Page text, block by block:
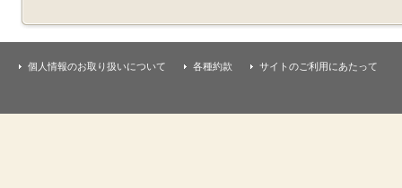
個人情報のお取り扱いについて 各種約款 サイトのご利用にあたって